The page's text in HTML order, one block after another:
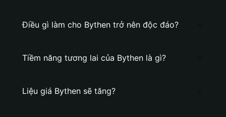
Điều gì làm cho Bythen trở nên độc đáo?
Tiềm năng tương lai của Bythen là gì?
Liệu giá Bythen sẽ tăng?